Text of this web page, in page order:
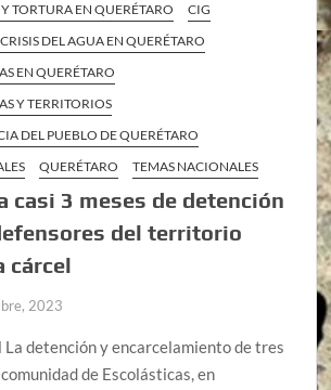
TORTURA EN QUERÉTARO
CIG
CRISIS DEL AGUA EN QUERÉTARO
EN QUERÉTARO
Y TERRITORIOS
DEL PUEBLO DE QUERÉTARO
QUERÉTARO TEMAS NACIONALES
casi 3 meses de detención
del territorio
cárcel
2023
La detención y encarcelamiento de tres
de Escolásticas, en